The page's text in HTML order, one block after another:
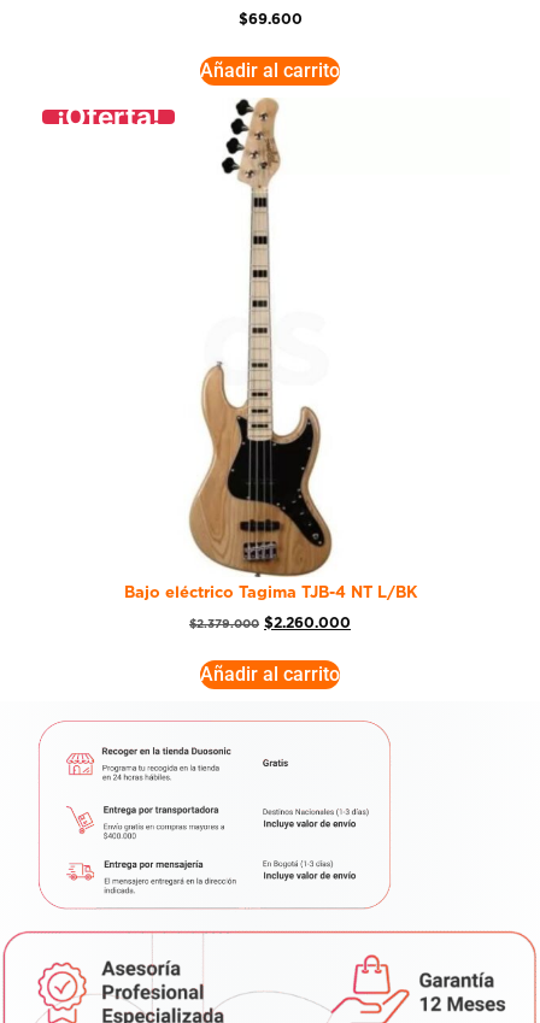
$69.600
Añadir al carrito
¡Oferta!
Bajo eléctrico Tagima TJB-4 NT L/BK
$2.379.000 $2.260.000
Añadir al carrito